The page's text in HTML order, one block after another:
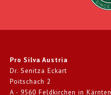
Pro Silva Austria
Dr. Senitza Eckart
Poitschach 2
A - 9560 Feldkirchen in Kärnten